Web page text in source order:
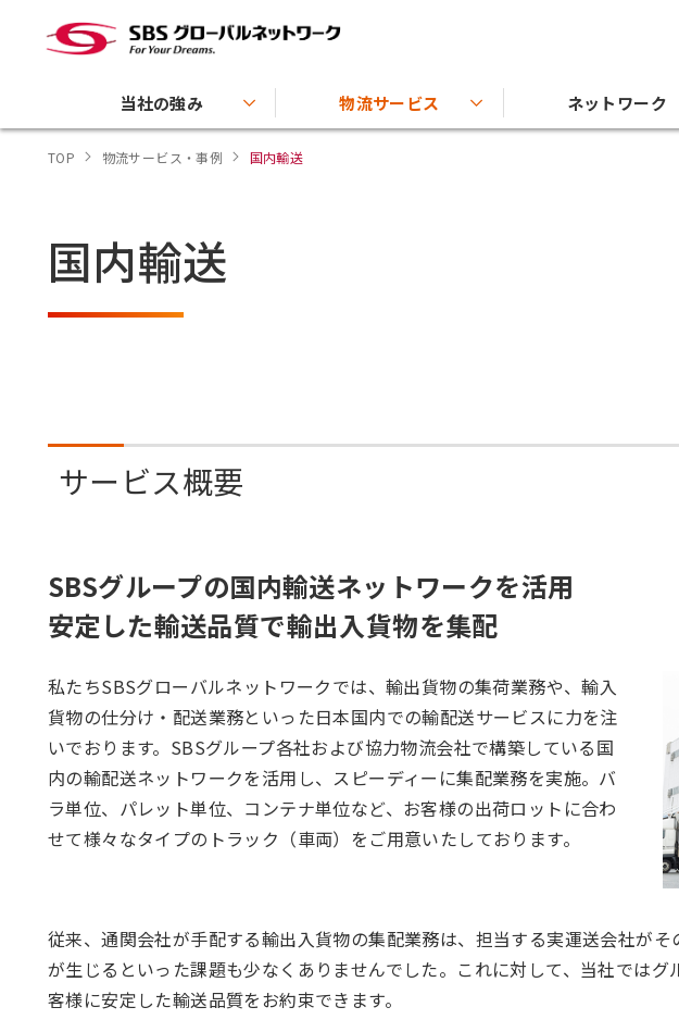
当社の強み 物流サービス ネットワーク
TOP 物流サービス・事例 国内輸送
国内輸送
サービス概要
SBSグループの国内輸送ネットワークを活用
安定した輸送品質で輸出入貨物を集配
私たちSBSグローバルネットワークでは、輸出貨物の集荷業務や、輸入
貨物の仕分け・配送業務といった日本国内での輸配送サービスに力を注
いでおります。SBSグループ各社および協力物流会社で構築している国
内の輸配送ネットワークを活用し、スピーディーに集配業務を実施。バ
ラ単位、パレット単位、コンテナ単位など、お客様の出荷ロットに合わ
せて様々なタイプのトラック（車両）をご用意いたしております。
従来、通関会社が手配する輸出入貨物の集配業務は、担当する実運送会社が
が生じるといった課題も少なくありませんでした。これに対して、当社では
客様に安定した輸送品質をお約束できます。